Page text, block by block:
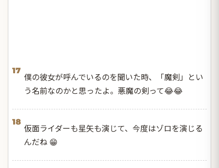
17
僕の彼女が呼んでいるのを聞いた時、「魔剣」とい
う名前なのかと思ったよ。悪魔の剣って😂😂
18
仮面ライダーも星矢も演じて、今度はゾロを演じる
んだね 😁